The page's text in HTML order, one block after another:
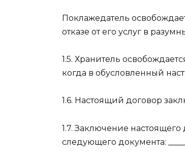
Поклажедатель
отказе от его услуг в
1.5. Хранитель
когда в обусловленный
1.6. Настоящий договор
1.7. Заключение
следующего документа: